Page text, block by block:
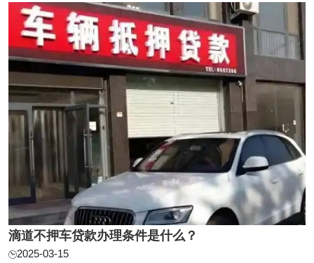
的，额度也不是你想多少就有多少的，那么办理 ...
滴道不押车贷款办理条件是什么？
2025-03-15